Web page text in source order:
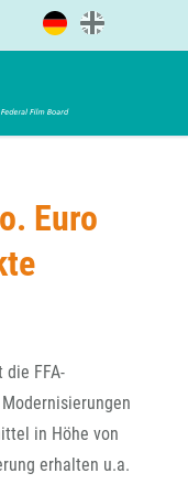
Euro
FFA-
in Höhe von
erhalten u.a.